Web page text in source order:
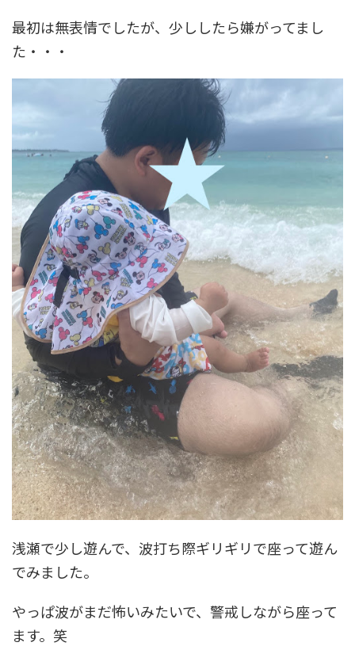
最初は無表情でしたが、少ししたら嫌がってまし
た・・・
浅瀬で少し遊んで、波打ち際ギリギリで座って遊ん
でみました。
やっぱ波がまだ怖いみたいで、警戒しながら座って
ます。笑